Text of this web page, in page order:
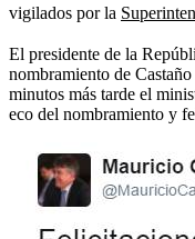
vigilados por la
El presidente de la
nombramiento de
minutos más tarde el
eco del nombramiento y